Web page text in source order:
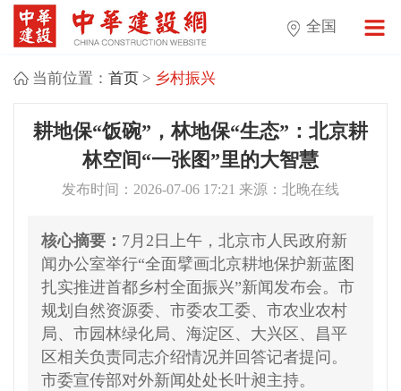
全国
当前位置： 首页> 乡村振兴
耕地保“饭碗”，林地保“生态”：北京耕
林空间“一张图”里的大智慧
发布时间：2026-07-06 17:21 来源：北晚在线
核心摘要： 7月2日上午，北京市人民政府新
闻办公室举行“全面擘画北京耕地保护新蓝图
扎实推进首都乡村全面振兴”新闻发布会。市
规划自然资源委、市委农工委、市农业农村
局、市园林绿化局、海淀区、大兴区、昌平
区相关负责同志介绍情况并回答记者提问。
市委宣传部对外新闻处处长叶昶主持。